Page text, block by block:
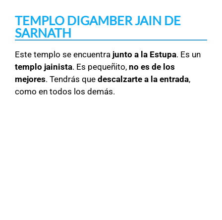
TEMPLO DIGAMBER JAIN DE
SARNATH
Este templo se encuentra junto a la Estupa. Es un
templo jainista. Es pequeñito, no es de los
mejores. Tendrás que descalzarte a la entrada,
como en todos los demás.